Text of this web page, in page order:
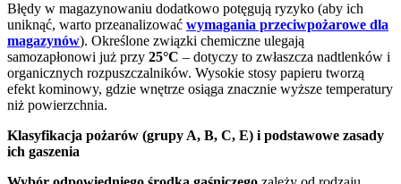
Błędy w magazynowaniu dodatkowo potęgują ryzyko (aby ich
uniknąć, warto przeanalizować wymagania przeciwpożarowe dla
magazynów). Określone związki chemiczne ulegają
samozapłonowi już przy 25°C – dotyczy to zwłaszcza nadtlenków i
organicznych rozpuszczalników. Wysokie stosy papieru tworzą
efekt kominowy, gdzie wnętrze osiąga znacznie wyższe temperatury
niż powierzchnia.
Klasyfikacja pożarów (grupy A, B, C, E) i podstawowe zasady
ich gaszenia